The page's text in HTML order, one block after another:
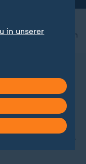
nach oben
in unserer